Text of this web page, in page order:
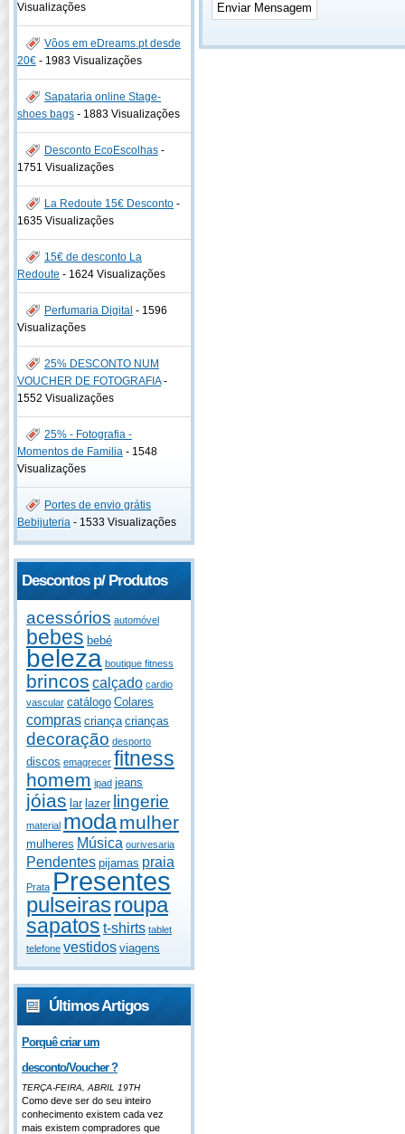
Visualizações
Vôos em eDreams.pt desde
20€ - 1983 Visualizações
Sapataria online Stage-
shoes bags - 1883 Visualizações
Desconto EcoEscolhas -
1751 Visualizações
La Redoute 15€ Desconto -
1635 Visualizações
15€ de desconto La
Redoute - 1624 Visualizações
Perfumaria Digital - 1596
Visualizações
25% DESCONTO NUM
VOUCHER DE FOTOGRAFIA-
1552 Visualizações
25% - Fotografia -
Momentos de Familia - 1548
Visualizações
Portes de envio grátis
Bebijuteria - 1533 Visualizações
Descontos p/ Produtos
acessórios automóvel
bebes bebé
beleza boutique fitness
brincos calçado cardio
vascular catálogo Colares
compras criança crianças
decoração desporto
discos emagrecer fitness
homem ipad jeans
jóias lar lazer lingerie
material modamulher
mulheres Música ourivesaria
Pendentes pijamas praia
Prata Presentes
pulseirasroupa
sapatos t-shirts tablet
telefone vestidos viagens
Últimos Artigos
Porquê criar um
desconto/Voucher ?
TERÇA-FEIRA, ABRIL 19TH
Como deve ser do seu inteiro
conhecimento existem cada vez
mais existem compradores que